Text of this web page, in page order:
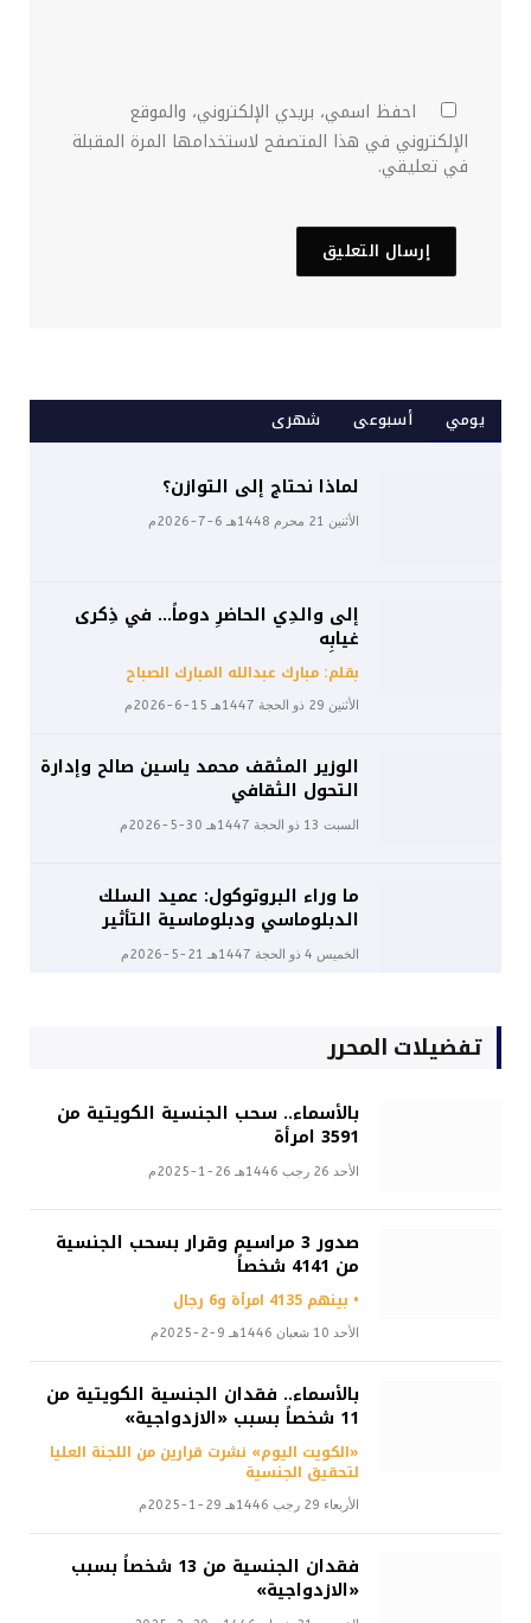
احفظ اسمي، بريدي الإلكتروني، والموقع
الإلكتروني في هذا المتصفح لاستخدامها المرة المقبلة
في تعليقي.
يومي أسبوعى شهرى
لماذا نحتاج إلى التوازن؟
الأثنين 21 محرم 1448هـ 6-7-2026م
إلى والدِي الحاضرِ دوماً… في ذِكرى
غيابِه
بقلم: مبارك عبدالله المبارك الصباح
الأثنين 29 ذو الحجة 1447هـ 15-6-2026م
الوزير المثقف محمد ياسين صالح وإدارة
التحول الثقافي
السبت 13 ذو الحجة 1447هـ 30-5-2026م
ما وراء البروتوكول: عميد السلك
الدبلوماسي ودبلوماسية التأثير
الخميس 4 ذو الحجة 1447هـ 21-5-2026م
تفضيلات المحرر
بالأسماء.. سحب الجنسية الكويتية من
3591 امرأة
الأحد 26 رجب 1446هـ 26-1-2025م
صدور 3 مراسيم وقرار بسحب الجنسية
من 4141 شخصاً
• بينهم 4135 امرأة و6 رجال
الأحد 10 شعبان 1446هـ 9-2-2025م
بالأسماء.. فقدان الجنسية الكويتية من
11 شخصاً بسبب «الازدواجية»
«الكويت اليوم» نشرت قرارين من اللجنة العليا
لتحقيق الجنسية
الأربعاء 29 رجب 1446هـ 29-1-2025م
فقدان الجنسية من 13 شخصاً بسبب
«الازدواجية»